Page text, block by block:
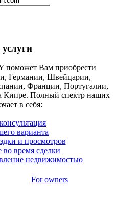
поможет Вам приобрести
Германии, Швейцарии,
Франции, Португалии,
Кипре. Полный спектр наших
в себя:
варианта
и просмотров
время сделки
недвижимостью
For owners